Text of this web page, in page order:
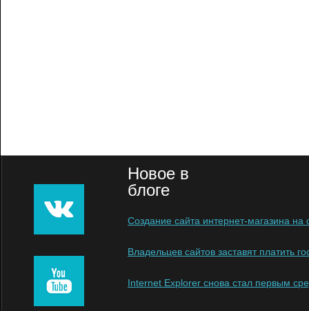
Новое в
блоге
Создание сайта интернет-магазина на
Владельцев сайтов заставят платить
Internet Explorer снова стал первым